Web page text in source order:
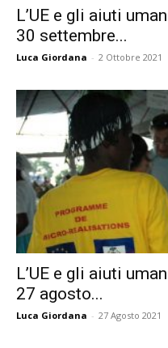
L’UE e gli aiuti
30 settembre...
Luca Giordana - 2 Ottobre 2021
L’UE e gli aiuti
27 agosto...
Luca Giordana - 27 Agosto 2021